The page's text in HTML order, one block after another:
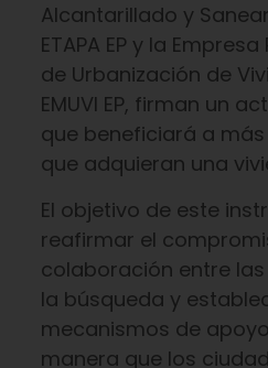
Alcantarillado y
ETAPA EP y la
de Urbanización de
EMUVI EP, firman un
que beneficiará a
que adquieran una
El objetivo de este
reafirmar el
colaboración entre
la búsqueda y
mecanismos de
manera que los